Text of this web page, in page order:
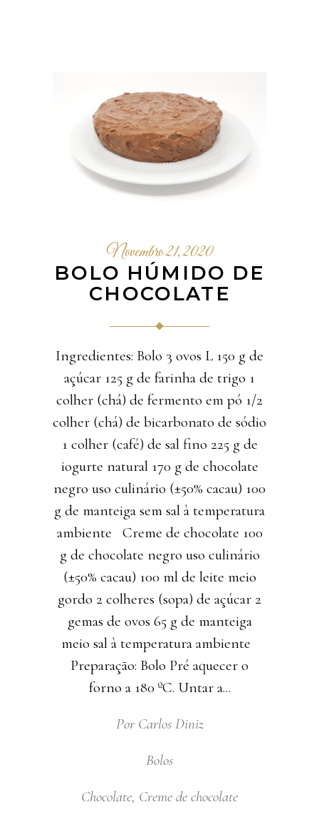
Novembro 21, 2020
BOLO HÚMIDO DE
CHOCOLATE
Ingredientes: Bolo 3 ovos L 150 g de
açúcar 125 g de farinha de trigo 1
colher (chá) de fermento em pó 1/2
colher (chá) de bicarbonato de sódio
1 colher (café) de sal fino 225 g de
iogurte natural 170 g de chocolate
negro uso culinário (±50% cacau) 100
g de manteiga sem sal à temperatura
ambiente Creme de chocolate 100
g de chocolate negro uso culinário
(±50% cacau) 100 ml de leite meio
gordo 2 colheres (sopa) de açúcar 2
gemas de ovos 65 g de manteiga
meio sal à temperatura ambiente
Preparação: Bolo Pré aquecer o
forno a 180 ºC. Untar a
Por Carlos Diniz
Bolos
Chocolate, Creme de chocolate